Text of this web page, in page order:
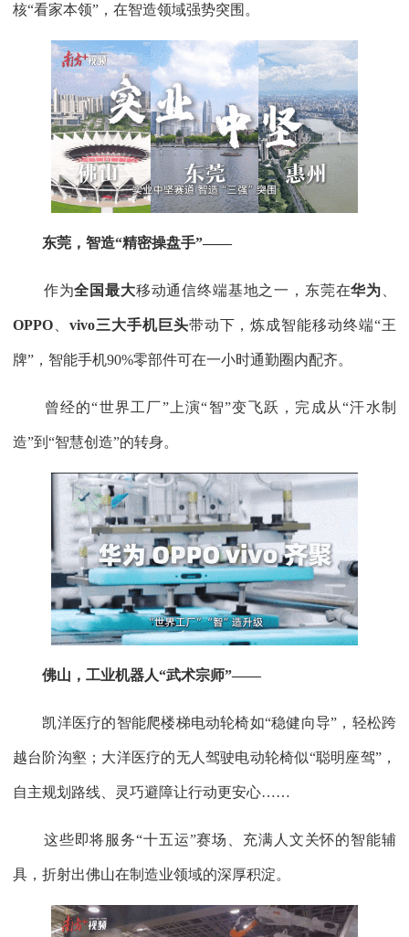
核“看家本领”，在智造领域强势突围。
东莞，智造“精密操盘手”——
作为全国最大移动通信终端基地之一，东莞在华为
OPPO vivo三大手机巨头带动下，炼成智能移动终端“王
牌”，智能手机90%零部件可在一小时通勤圈内配齐。
曾经的“世界工厂”上演“智”变飞跃，完成从“汗水制
造”到“智慧创造”的转身。
佛山，工业机器人“武术宗师”——
凯洋医疗的智能爬楼梯电动轮椅如“稳健向导”，轻松跨
越台阶沟壑；大洋医疗的无人驾驶电动轮椅似“聪明座驾”，
自主规划路线、灵巧避障让行动更安心……
这些即将服务“十五运”赛场、充满人文关怀的智能辅
具，折射出佛山在制造业领域的深厚积淀。